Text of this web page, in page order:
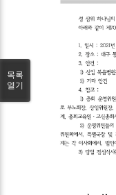
목록
열기